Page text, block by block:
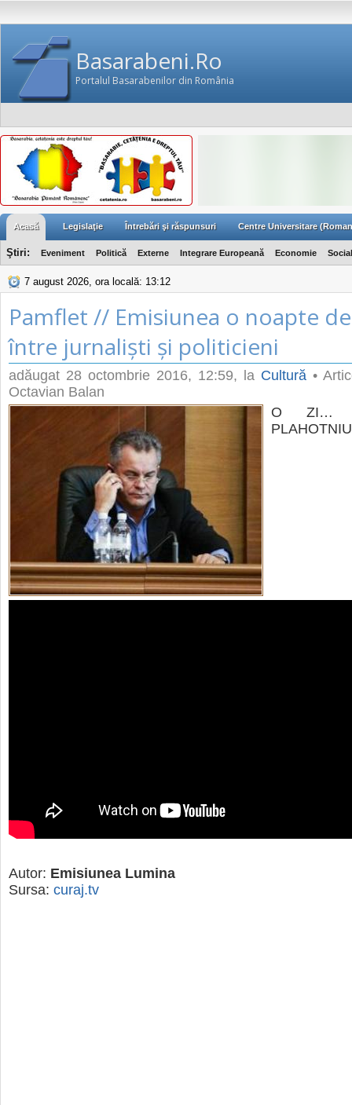
Basarabeni.Ro
Portalul Basarabenilor din România
Acasă Legislaţie Întrebări şi răspunsuri Centre Universitare
Ştiri: Eveniment Politică Externe Integrare Europeană Economie Social
7 august 2026, ora locală: 13:12
Pamflet // Emisiunea o noapte
între jurnaliști și politicieni
adăugat 28 octombrie 2016, 12:59, la Cultură •
Octavian Balan
O ZI…
Autor: Emisiunea Lumina
Sursa: curaj.tv